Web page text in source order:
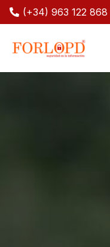
(+34) 963 122 868